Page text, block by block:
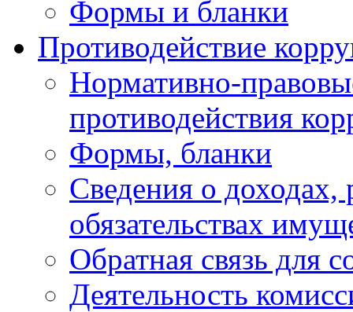
Формы и бланки
Противодействие
Нормативно-
противодействия
Формы, бланки
Сведения о доходах,
обязательствах
Обратная связь для
Деятельность